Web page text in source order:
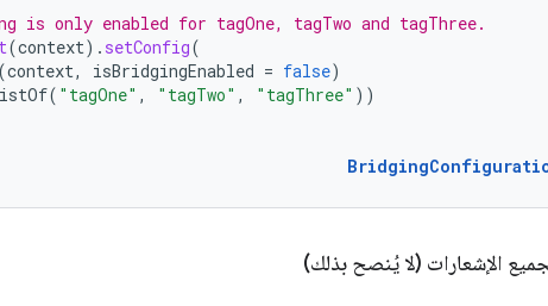
only enabled for tagOne, tagTwo and tagThree.
(context). setConfig(
(context, isBridgingEnabled = false)
( "tagOne" , "tagTwo" , "tagThree" ))
الإشعارات (لا يُنصح بذلك)